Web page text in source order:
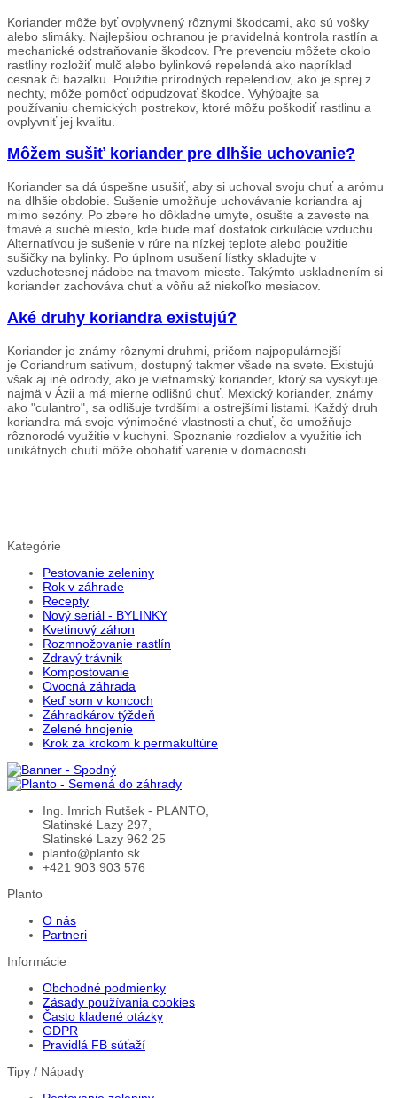
Koriander môže byť ovplyvnený rôznymi škodcami, ako sú vošky
alebo slimáky. Najlepšiou ochranou je pravidelná kontrola rastlín a
mechanické odstraňovanie škodcov. Pre prevenciu môžete okolo
rastliny rozložiť mulč alebo bylinkové repelendá ako napríklad
cesnak či bazalku. Použitie prírodných repelendiov, ako je sprej z
nechty, môže pomôcť odpudzovať škodce. Vyhýbajte sa
používaniu chemických postrekov, ktoré môžu poškodiť rastlinu a
ovplyvniť jej kvalitu.
Môžem sušiť koriander pre dlhšie uchovanie?
Koriander sa dá úspešne usušiť, aby si uchoval svoju chuť a arómu
na dlhšie obdobie. Sušenie umožňuje uchovávanie koriandra aj
mimo sezóny. Po zbere ho dôkladne umyte, osušte a zaveste na
tmavé a suché miesto, kde bude mať dostatok cirkulácie vzduchu.
Alternatívou je sušenie v rúre na nízkej teplote alebo použitie
sušičky na bylinky. Po úplnom usušení lístky skladujte v
vzduchotesnej nádobe na tmavom mieste. Takýmto uskladnením si
koriander zachováva chuť a vôňu až niekoľko mesiacov.
Aké druhy koriandra existujú?
Koriander je známy rôznymi druhmi, pričom najpopulárnejší
je Coriandrum sativum, dostupný takmer všade na svete. Existujú
však aj iné odrody, ako je vietnamský koriander, ktorý sa vyskytuje
najmä v Ázii a má mierne odlišnú chuť. Mexický koriander, známy
ako "culantro", sa odlišuje tvrdšími a ostrejšími listami. Každý druh
koriandra má svoje výnimočné vlastnosti a chuť, čo umožňuje
rôznorodé využitie v kuchyni. Spoznanie rozdielov a využitie ich
unikátnych chutí môže obohatiť varenie v domácnosti.
Kategórie
Pestovanie zeleniny
Rok v záhrade
Recepty
Nový seriál - BYLINKY
Kvetinový záhon
Rozmnožovanie rastlín
Zdravý trávnik
Kompostovanie
Ovocná záhrada
Keď som v koncoch
Záhradkárov týždeň
Zelené hnojenie
Krok za krokom k permakultúre
Ing. Imrich Rutšek - PLANTO,
Slatinské Lazy 297,
Slatinské Lazy 962 25
planto@planto.sk
+421 903 903 576
Planto
O nás
Partneri
Informácie
Obchodné podmienky
Zásady používania cookies
Často kladené otázky
GDPR
Pravidlá FB súťaží
Tipy / Nápady